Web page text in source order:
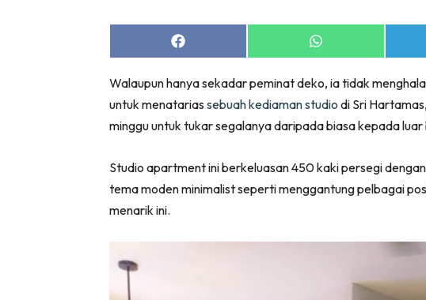
Make Over
Bilik Air
Bilik Tidur
Dapur
Ruang Makan
Menarik Lagi
Casa Impiana
Makeover
Hotel
Share
on
Share
on
Walaupun hanya sekadar peminat deko, ia tidak
untuk menatarias sebuah kediaman studio di Sri
minggu untuk tukar segalanya daripada biasa kepada luar
Studio apartment ini berkeluasan 450 kaki persegi
tema moden minimalist seperti menggantung pelbagai
menarik ini.